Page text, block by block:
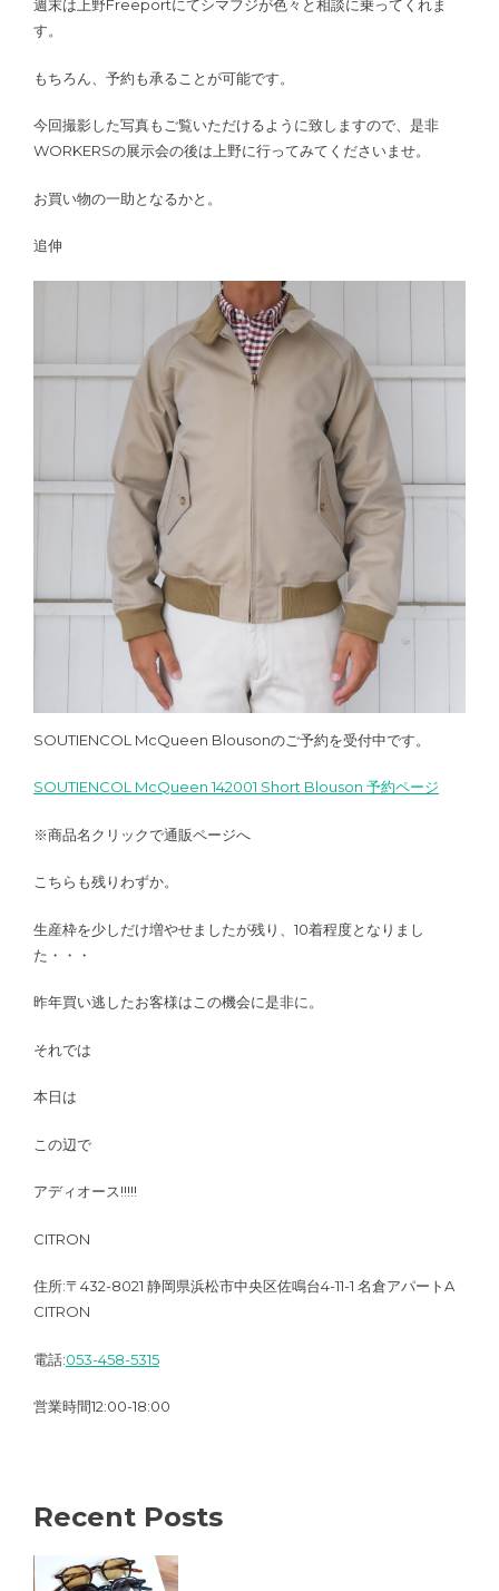
週末は上野Freeportにてシマフジが色々と相談に乗ってくれま
す。
もちろん、予約も承ることが可能です。
今回撮影した写真もご覧いただけるように致しますので、是非
WORKERSの展示会の後は上野に行ってみてくださいませ。
お買い物の一助となるかと。
追伸
SOUTIENCOL McQueen Blousonのご予約を受付中です。
SOUTIENCOL McQueen 142001 Short Blouson 予約ページ
※商品名クリックで通販ページへ
こちらも残りわずか。
生産枠を少しだけ増やせましたが残り、10着程度となりまし
た・・・
昨年買い逃したお客様はこの機会に是非に。
それでは
本日は
この辺で
アディオース!!!!!
CITRON
住所:〒432-8021 静岡県浜松市中央区佐鳴台4-11-1 名倉アパートA
CITRON
電話:053-458-5315
営業時間12:00-18:00
Recent Posts